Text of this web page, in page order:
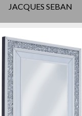
JACQUES SEBAN